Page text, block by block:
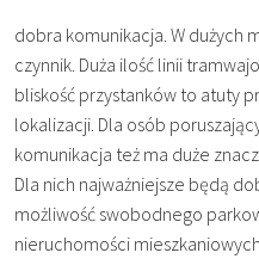
dobra komunikacja. W dużych
czynnik. Duża ilość linii
bliskość przystanków to atuty
lokalizacji. Dla osób
komunikacja też ma duże
Dla nich najważniejsze będą
możliwość swobodnego
nieruchomości